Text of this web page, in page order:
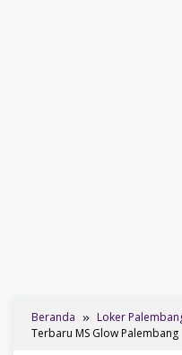
Beranda Loker
Terbaru MS Glow Palembang